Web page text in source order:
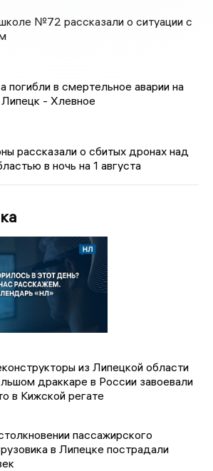
№72 рассказали о ситуации с
погибли в смертельное аварии на
- Хлевное
рассказали о сбитых дронах над
в ночь на 1 августа
из Липецкой области
драккаре в России завоевали
в Кижской регате
пассажирского
в Липецке пострадали